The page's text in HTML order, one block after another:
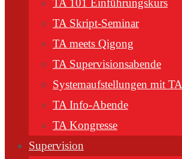
TA 101 Einführungskurs
TA Skript-Seminar
TA meets Qigong
TA Supervisionsabende
Systemaufstellungen mit TA
TA Info-Abende
TA Kongresse
Supervision